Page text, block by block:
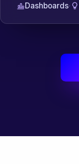
Dashboards·